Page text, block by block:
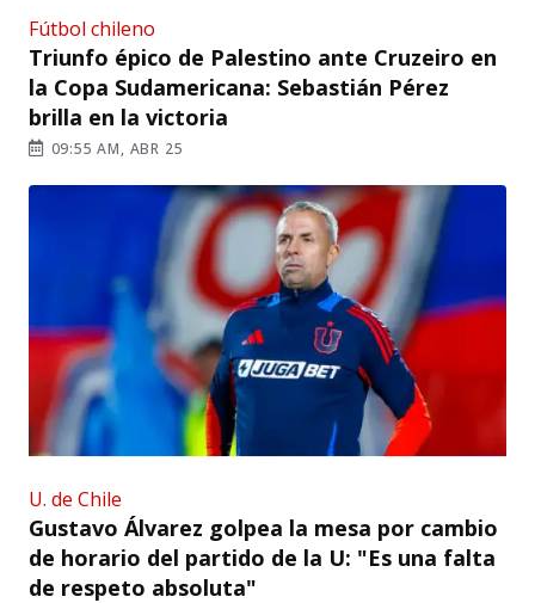
Fútbol chileno
Triunfo épico de Palestino ante Cruzeiro en
la Copa Sudamericana: Sebastián Pérez
brilla en la victoria
09:55 AM, ABR 25
U. de Chile
Gustavo Álvarez golpea la mesa por cambio
de horario del partido de la U: "Es una falta
de respeto absoluta"